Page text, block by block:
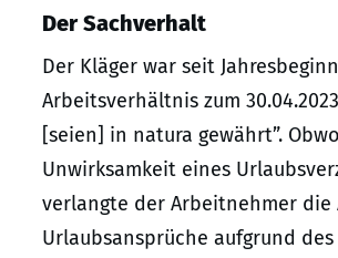
Der Sachverhalt
Der Kläger war seit
Arbeitsverhältnis zum
[seien] in natura gewährt”.
Unwirksamkeit eines
verlangte der Arbeitnehmer die
Urlaubsansprüche aufgrund